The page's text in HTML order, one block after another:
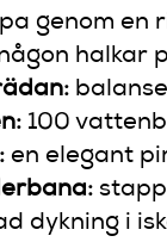
genom en
halkar
100
en elegant
dykning i